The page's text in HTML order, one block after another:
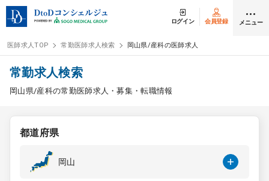
ログイン 会員登録 メニュー
ログイン
医師求人
常勤検索
医師求人TOP 常勤医師求人検索 岡山県/産科の医師求人
常勤求人検索
岡山県/産科の常勤医師求人・募集・転職情報
都道府県
岡山